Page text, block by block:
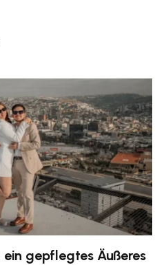
gepflegtes Äußeres